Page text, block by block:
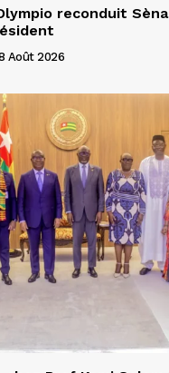
reconduit
Août 2026